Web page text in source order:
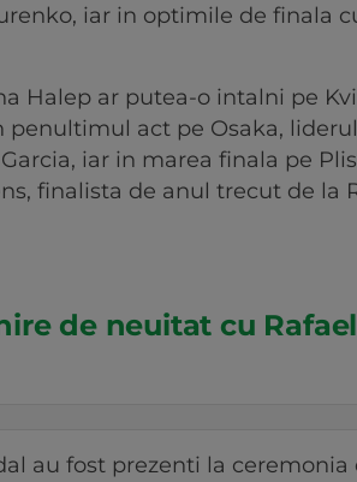
iar in optimile de finala
Halep ar putea-o intalni pe
penultimul act pe Osaka,
iar in marea finala pe
finalista de anul trecut de la
de neuitat cu
au fost prezenti la ceremonia